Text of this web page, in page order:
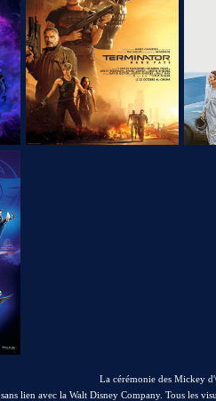
La cérémonie des Mickey
sans lien avec la Walt Disney Company. Tous les